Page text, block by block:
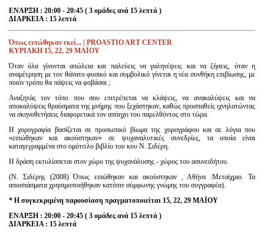
ΕΝΑΡΞΗ : 20:00 - 20:45 ( 3 ομάδες ανά 15 λεπτά )
ΔΙΑΡΚΕΙΑ : 15 λεπτά
Όπως ειπώθηκαν εκεί... | PROASTIO ART CENTER
KΥΡΙΑΚΗ 15, 22, 29 ΜΑΪΟΥ
Όταν όλα γίνονται απώλεια και παλεύεις να γαληνέψεις και να ζήσεις, όταν η
αναμέτρηση με τον θάνατο φυσικό και συμβολικό γίνεται η νέα συνθήκη επιβίωσης, με
ποιόν τρόπο θα πάψεις να φοβάσαι ;
Αναζητάς τον τόπο που σου επιτρέπεται να κλάψεις, να ανακαλύψεις και να
αποκαλύψεις θραύσματα της μνήμης που ξεχάστηκαν, καθώς προσπαθείς ιχνηλατώντας
να σκηνοθετήσεις διαφορετικά τον απόηχο του παρελθόντος στο τώρα.
Η χορογραφία βασίζεται σε προσωπικό βίωμα της χορογράφου και σε λόγια που
«ειπώθηκαν και ακούστηκαν» σε ψυχαναλυτικές συνεδρίες, τα οποία είναι
καταγεγραμμένα στο ομότιτλο βιβλίο του κου Ν. Σιδέρη.
Η δράση εκτυλίσσεται στον χώρο της ψυχανάλυσης - χώρος του ασυνειδήτου.
(Ν. Σιδέρης (2008) Όπως ειπώθηκαν και ακούστηκαν , Αθήνα :Μεταίχμιο. Τα
αποσπάσματα χρησιμοποιήθηκαν κατόπιν σύμφωνης γνώμης του συγγραφέα).
* Η συγκεκριμένη παρουσίαση πραγματοποιείται 15, 22, 29 ΜΑΪΟΥ
ΕΝΑΡΞΗ : 20:00 - 20:45 ( 3 ομάδες ανά 15 λεπτά )
ΔΙΑΡΚΕΙΑ : 15 λεπτά